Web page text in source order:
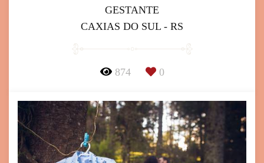
GESTANTE
CAXIAS DO SUL - RS
874 0